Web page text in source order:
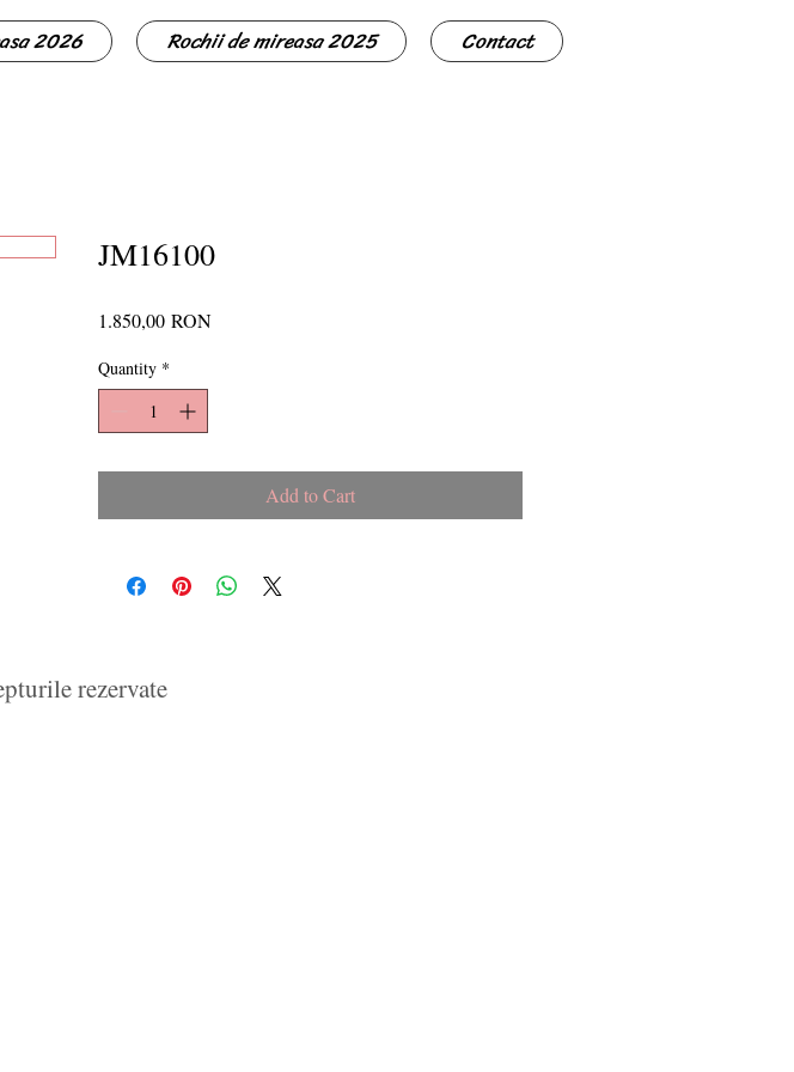
2026 Rochii de mireasa 2025 Contact
JM16100
1.850,00 RONPrice
Quantity *
Add to Cart
rezervate